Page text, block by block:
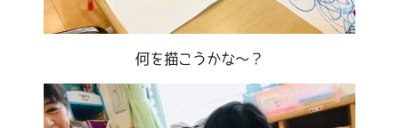
何を描こうかな～？